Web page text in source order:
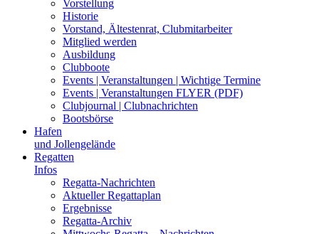
Vorstellung
Historie
Vorstand, Ältestenrat, Clubmitarbeiter
Mitglied werden
Ausbildung
Clubboote
Events | Veranstaltungen | Wichtige Termine
Events | Veranstaltungen FLYER (PDF)
Clubjournal | Clubnachrichten
Bootsbörse
Hafen
und Jollengelände
Regatten
Infos
Regatta-Nachrichten
Aktueller Regattaplan
Ergebnisse
Regatta-Archiv